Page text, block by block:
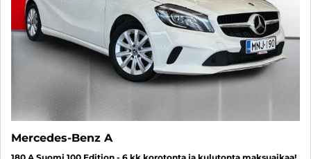
Mercedes-Benz A